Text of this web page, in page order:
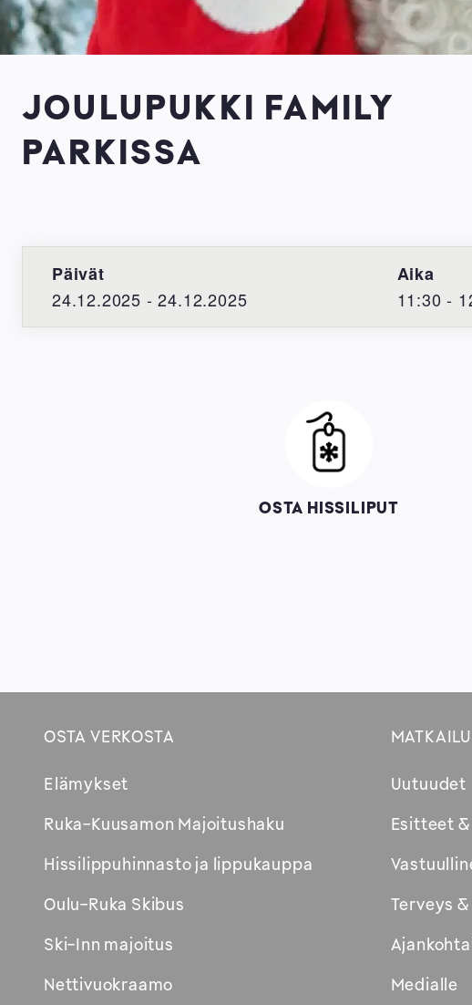
JOULUPUKKI FAMILY
PARKISSA
Päivät
24.12.2025 - 24.12.2025
Aika
11:30 -
Image
OSTA HISSILIPUT
OSTA VERKOSTA
Elämykset
Ruka-Kuusamon Majoitushaku
ikkunaan
Hissilippuhinnasto ja lippukauppa
Oulu-Ruka Skibus
Ski-Inn majoitus
Nettivuokraamo
Uutuudet
Esitteet
Terveys
Medialle